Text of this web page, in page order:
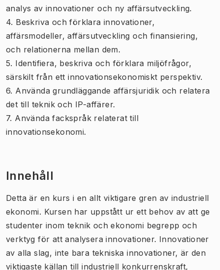
analys av innovationer och ny affärsutveckling.
4. Beskriva och förklara innovationer,
affärsmodeller, affärsutveckling och finansiering,
och relationerna mellan dem.
5. Identifiera, beskriva och förklara miljöfrågor,
särskilt från ett innovationsekonomiskt perspektiv.
6. Använda grundläggande affärsjuridik och relatera
det till teknik och IP-affärer.
7. Använda fackspråk relaterat till
innovationsekonomi.
Innehåll
Detta är en kurs i en allt viktigare gren av industriell
ekonomi. Kursen har uppstått ur ett behov av att ge
studenter inom teknik och ekonomi begrepp och
verktyg för att analysera innovationer. Innovationer
av alla slag, inte bara tekniska innovationer, är den
viktigaste källan till industriell konkurrenskraft,